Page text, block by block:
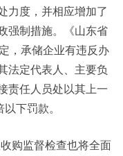
力度，并相应增加了
强制措施。《山东省
，承储企业有违反办
法定代表人、主要负
责任人员处以其上一
下罚款。
购监督检查也将全面